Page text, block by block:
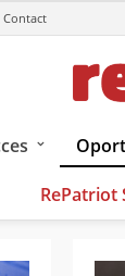
Contact
RePatriot